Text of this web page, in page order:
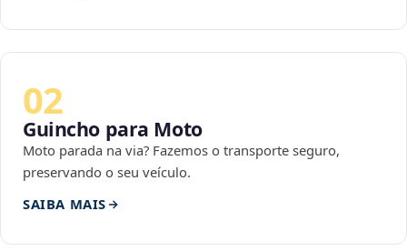
02
Guincho para Moto
Moto parada na via? Fazemos o transporte seguro,
preservando o seu veículo.
SAIBA MAIS